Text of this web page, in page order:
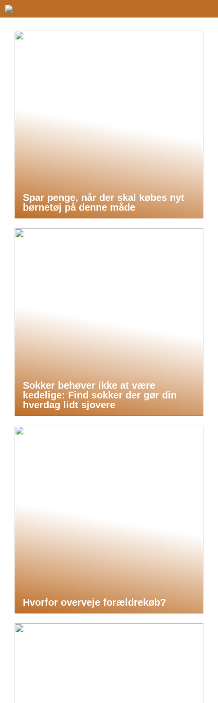
Spar penge, når der skal købes nyt
børnetøj på denne måde
Sokker behøver ikke at være
kedelige: Find sokker der gør din
hverdag lidt sjovere
Hvorfor overveje forældrekøb?